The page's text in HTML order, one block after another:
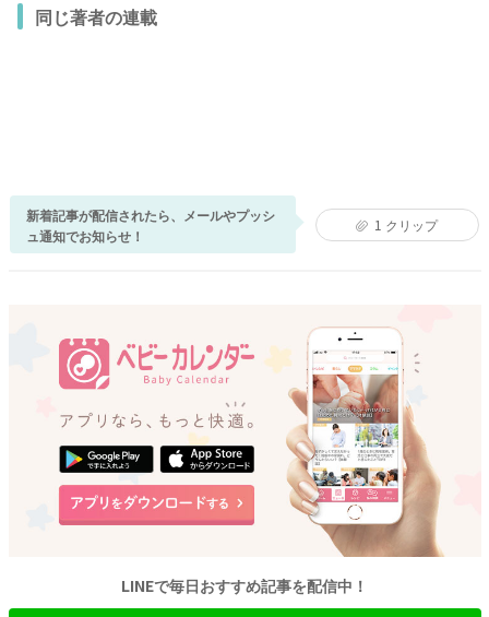
同じ著者の連載
新着記事が配信されたら、メールやプッシ
ュ通知でお知らせ！
1 クリップ
LINEで毎日おすすめ記事を配信中！